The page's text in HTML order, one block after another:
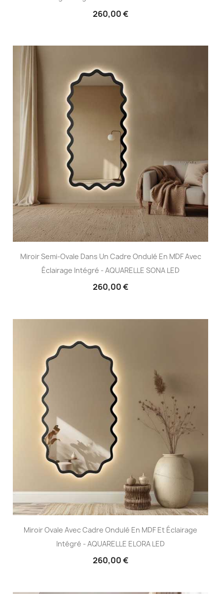
260,00 €
Miroir Semi-Ovale Dans Un Cadre Ondulé En MDF Avec
Éclairage Intégré - AQUARELLE SONA LED
260,00 €
Miroir Ovale Avec Cadre Ondulé En MDF Et Éclairage
Intégré - AQUARELLE ELORA LED
260,00 €